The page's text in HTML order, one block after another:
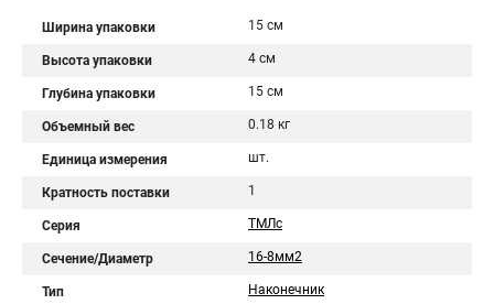
Ширина упаковки 15 см
Высота упаковки 4 см
Глубина упаковки 15 см
Объемный вес 0.18 кг
Единица измерения шт.
Кратность поставки 1
Серия ТМЛс
Сечение/Диаметр 16-8мм2
Тип Наконечник